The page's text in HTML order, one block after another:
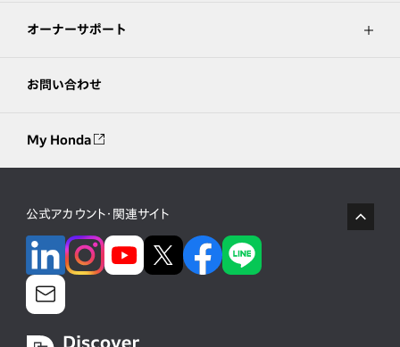
オーナーサポート
お問い合わせ
My Honda
公式アカウント・関連サイト